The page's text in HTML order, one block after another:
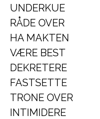
UNDERKUE
RÅDE OVER
HA MAKTEN
VÆRE BEST
DEKRETERE
FASTSETTE
TRONE OVER
INTIMIDERE